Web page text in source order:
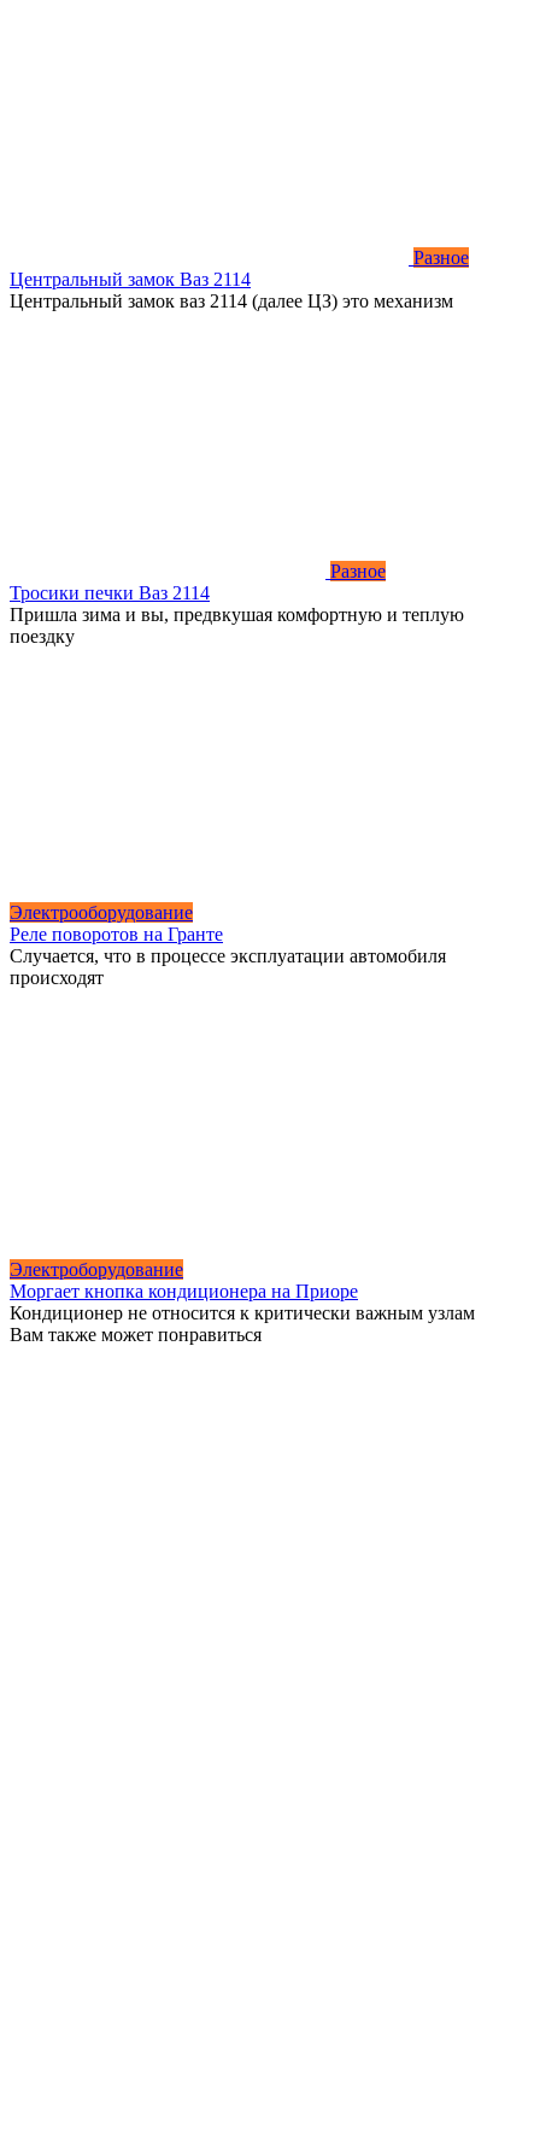
Разное
Центральный замок Ваз 2114
Центральный замок ваз 2114 (далее ЦЗ) это механизм
Разное
Тросики печки Ваз 2114
Пришла зима и вы, предвкушая комфортную и теплую
поездку
Электрооборудование
Реле поворотов на Гранте
Случается, что в процессе эксплуатации автомобиля
происходят
Электроборудование
Моргает кнопка кондиционера на Приоре
Кондиционер не относится к критически важным узлам
Вам также может понравиться